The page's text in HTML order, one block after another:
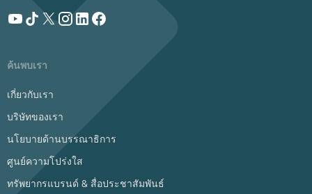
ค้นพบเรา
เกี่ยวกับเรา
บริษัทของเรา
นโยบายด้านบรรณาธิการ
ศูนย์ความโปร่งใส
ทรัพยากรแบรนด์ & สื่อประชาสัมพันธ์